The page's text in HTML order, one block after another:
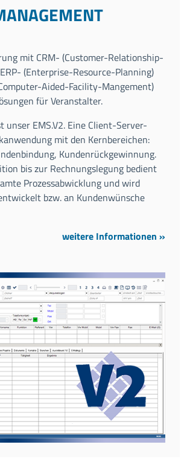
mit CRM- (Customer-Relationship-
(Enterprise-Resource-Planning)
Aided-Facility-Mangement)
für Veranstalter.
unser EMS.V2. Eine Client-Server-
mit den Kernbereichen:
Kundenrückgewinnung.
bis zur Rechnungslegung bedient
Prozessabwicklung und wird
bzw. an Kundenwünsche
weitere Informationen »